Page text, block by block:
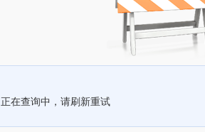
正在查询中，请刷新重试